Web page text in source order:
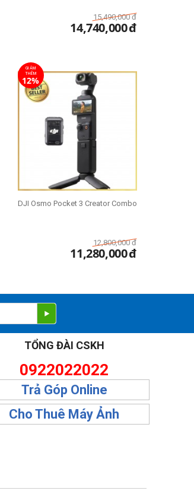
15,490,000 đ
14,740,000đ
GIẢM
THÊM
12%
DJI Osmo Pocket 3 Creator Combo
12,800,000 đ
11,280,000đ
TỔNG ĐÀI CSKH
0922022022
Trả Góp Online
Cho Thuê Máy Ảnh